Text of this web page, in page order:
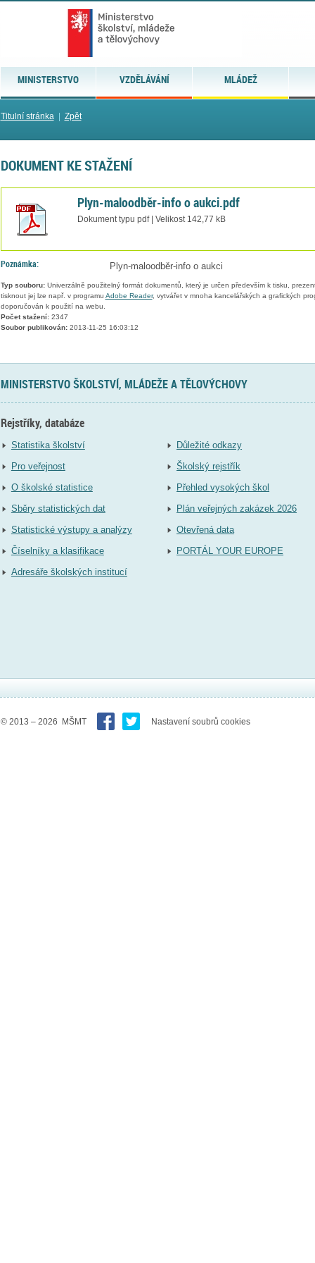
MINISTERSTVO VZDĚLÁVÁNÍ MLÁDEŽ
Titulní stránka| Zpět
DOKUMENT KE STAŽENÍ
Plyn-maloodběr-info o aukci.pdf
Dokument typu pdf | Velikost 142,77 kB
Poznámka: Plyn-maloodběr-info o aukci
Typ souboru:Univerzálně použitelný formát dokumentů, který je určen především k tisku,
tisknout jej lze např. v programu Adobe Reader, vytvářet v mnoha kancelářských a grafických
doporučován k použití na webu.
Počet stažení:2347
Soubor publikován:2013-11-25 16:03:12
MINISTERSTVO ŠKOLSTVÍ, MLÁDEŽE A TĚLOVÝCHOVY
Rejstříky, databáze
Statistika školství
Pro veřejnost
O školské statistice
Sběry statistických dat
Statistické výstupy a analýzy
Číselníky a klasifikace
Adresáře školských institucí
Důležité odkazy
Školský rejstřík
Přehled vysokých škol
Plán veřejných zakázek 2026
Otevřená data
PORTÁL YOUR EUROPE
© 2013 – 2026 MŠMT Nastavení soubrů cookies